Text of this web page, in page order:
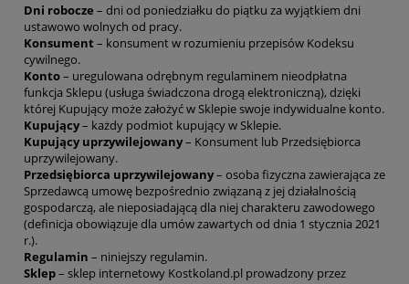
Dni robocze – dni od poniedziałku do piątku za wyjątkiem dni
ustawowo wolnych od pracy.
Konsument – konsument w rozumieniu przepisów Kodeksu
cywilnego.
Konto– uregulowana odrębnym regulaminem nieodpłatna
funkcja Sklepu (usługa świadczona drogą elektroniczną), dzięki
której Kupujący może założyć w Sklepie swoje indywidualne konto.
Kupujący– każdy podmiot kupujący w Sklepie.
Kupujący uprzywilejowany– Konsument lub Przedsiębiorca
uprzywilejowany.
Przedsiębiorca uprzywilejowany– osoba fizyczna zawierająca ze
Sprzedawcą umowę bezpośrednio związaną z jej działalnością
gospodarczą, ale nieposiadającą dla niej charakteru zawodowego
(definicja obowiązuje dla umów zawartych od dnia 1 stycznia 2021
r.).
Regulamin – niniejszy regulamin.
Sklep– sklep internetowy Kostkoland.pl prowadzony przez